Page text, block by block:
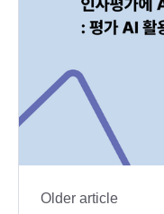
Older article